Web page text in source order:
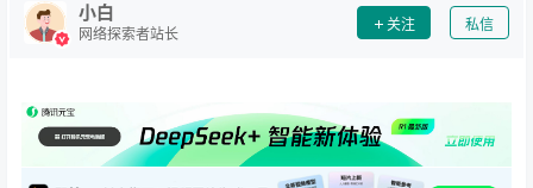
小白
网络探索者站长
关注 私信